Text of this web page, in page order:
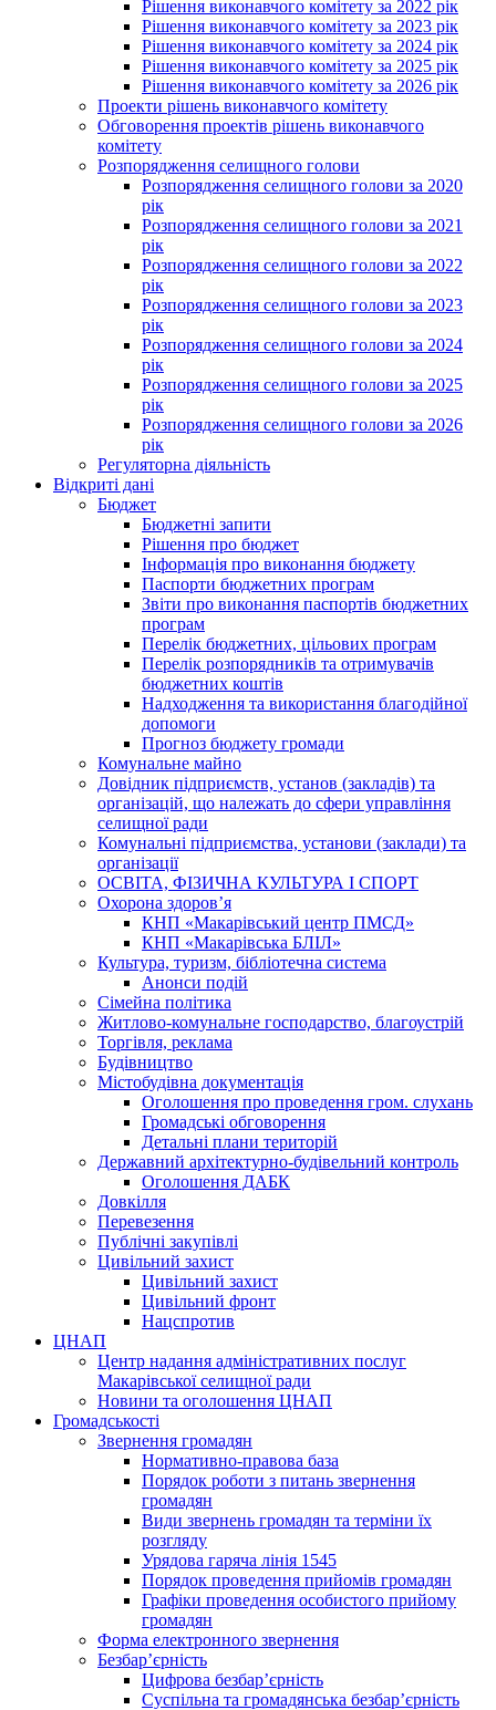
Рішення виконавчого комітету за 2022 рік
Рішення виконавчого комітету за 2023 рік
Рішення виконавчого комітету за 2024 рік
Рішення виконавчого комітету за 2025 рік
Рішення виконавчого комітету за 2026 рік
Проекти рішень виконавчого комітету
Обговорення проектів рішень виконавчого
комітету
Розпорядження селищного голови
Розпорядження селищного голови за 2020
рік
Розпорядження селищного голови за 2021
рік
Розпорядження селищного голови за 2022
рік
Розпорядження селищного голови за 2023
рік
Розпорядження селищного голови за 2024
рік
Розпорядження селищного голови за 2025
рік
Розпорядження селищного голови за 2026
рік
Регуляторна діяльність
Відкриті дані
Бюджет
Бюджетні запити
Рішення про бюджет
Інформація про виконання бюджету
Паспорти бюджетних програм
Звіти про виконання паспортів бюджетних
програм
Перелік бюджетних, цільових програм
Перелік розпорядників та отримувачів
бюджетних коштів
Надходження та використання благодійної
допомоги
Прогноз бюджету громади
Комунальне майно
Довідник підприємств, установ (закладів) та
організацій, що належать до сфери управління
селищної ради
Комунальні підприємства, установи (заклади) та
організації
ОСВІТА, ФІЗИЧНА КУЛЬТУРА І СПОРТ
Охорона здоров’я
КНП «Макарівський центр ПМСД»
КНП «Макарівська БЛІЛ»
Культура, туризм, бібліотечна система
Анонси подій
Сімейна політика
Житлово-комунальне господарство, благоустрій
Торгівля, реклама
Будівництво
Містобудівна документація
Оголошення про проведення гром. слухань
Громадські обговорення
Детальні плани територій
Державний архітектурно-будівельний контроль
Оголошення ДАБК
Довкілля
Перевезення
Публічні закупівлі
Цивільний захист
Цивільний захист
Цивільний фронт
Нацспротив
ЦНАП
Центр надання адміністративних послуг
Макарівської селищної ради
Новини та оголошення ЦНАП
Громадськості
Звернення громадян
Нормативно-правова база
Порядок роботи з питань звернення
громадян
Види звернень громадян та терміни їх
розгляду
Урядова гаряча лінія 1545
Порядок проведення прийомів громадян
Графіки проведення особистого прийому
громадян
Форма електронного звернення
Безбар’єрність
Цифрова безбар’єрність
Суспільна та громадянська безбар’єрність